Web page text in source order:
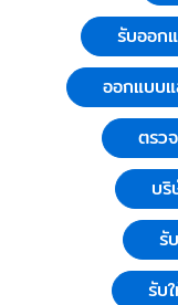
รับออก
ออกแบบแ
ตรว
บริ
รั
รับ